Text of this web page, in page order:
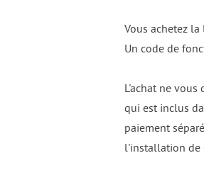
Vous achetez
Un code de
L'achat ne
qui est inclus
paiement
l'installation de